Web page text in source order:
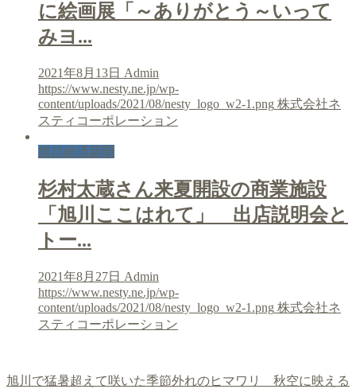
に絵画展「～ありがとう～いって
みヨ...
2021年8月13日 Admin
https://www.nesty.ne.jp/wp-
content/uploads/2021/08/nesty_logo_w2-1.png 株式会社ネ
スティコーポレーション
旭川経済新聞
杉村太蔵さん来夏開設の商業施設
「旭川ここはれて」 出店説明会と
トー...
2021年8月27日 Admin
https://www.nesty.ne.jp/wp-
content/uploads/2021/08/nesty_logo_w2-1.png 株式会社ネ
スティコーポレーション
旭川で猛暑超えて咲いた季節外れのヒマワリ 秋空に映える